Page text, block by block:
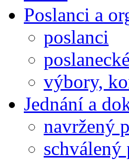
Poslanci a
poslanci
výbory,
Jednání a
navržený
schválený